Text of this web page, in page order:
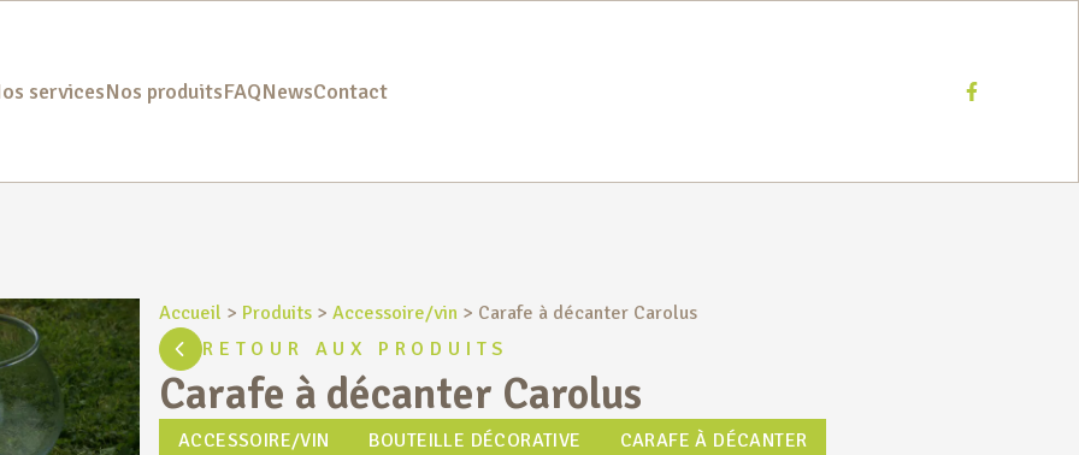
servicesNos produitsFAQNewsContact Facebook
Accueil > Produits > Accessoire/vin > Carafe à décanter Carolus
RETOUR AUX PRODUITS
Carafe à décanter Carolus
ACCESSOIRE/VIN BOUTEILLE DÉCORATIVE
CARAFE À DÉCANTER